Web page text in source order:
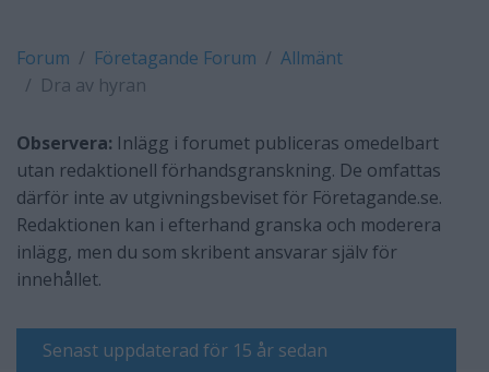
Forum Företagande Forum
Allmänt
Dra av hyran
Observera: Inlägg i forumet publiceras omedelbart
utan redaktionell förhandsgranskning. De omfattas
därför inte av utgivningsbeviset för Företagande.se.
Redaktionen kan i efterhand granska och moderera
inlägg, men du som skribent ansvarar själv för
innehållet.
Senast uppdaterad för 15 år sedan